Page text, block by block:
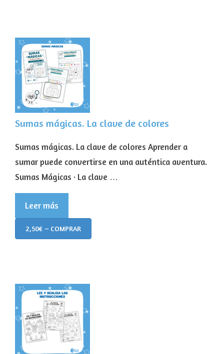
Sumas mágicas. La clave de colores
Sumas mágicas. La clave de colores Aprender a
sumar puede convertirse en una auténtica aventura.
Sumas Mágicas · La clave …
Leer más
2,50€ – COMPRAR